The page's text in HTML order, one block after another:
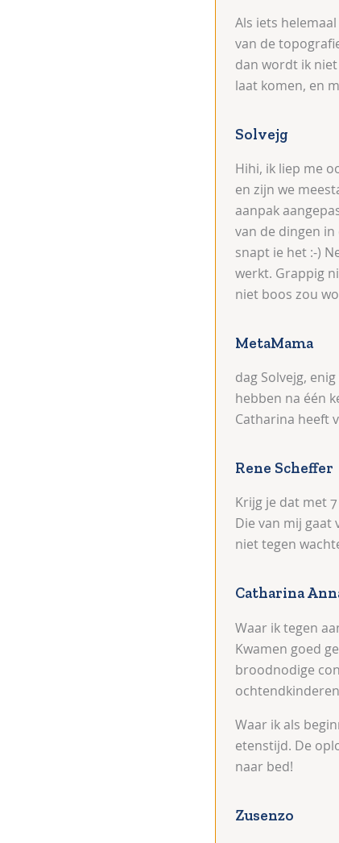
Als iets
van de
dan wordt ik
laat komen, en
Solvejg
Hihi, ik liep me
en zijn we
aanpak
van de dingen
snapt ie het :-)
werkt. Grappig
niet boos zou
MetaMama
dag Solvejg,
hebben na één
Catharina heeft
Rene Scheffer
Krijg je dat met 7
Die van mij gaat
niet tegen
Catharina
Waar ik tegen
Kwamen goed
broodnodige
Waar ik als
etenstijd. De
naar bed!
Zusenzo